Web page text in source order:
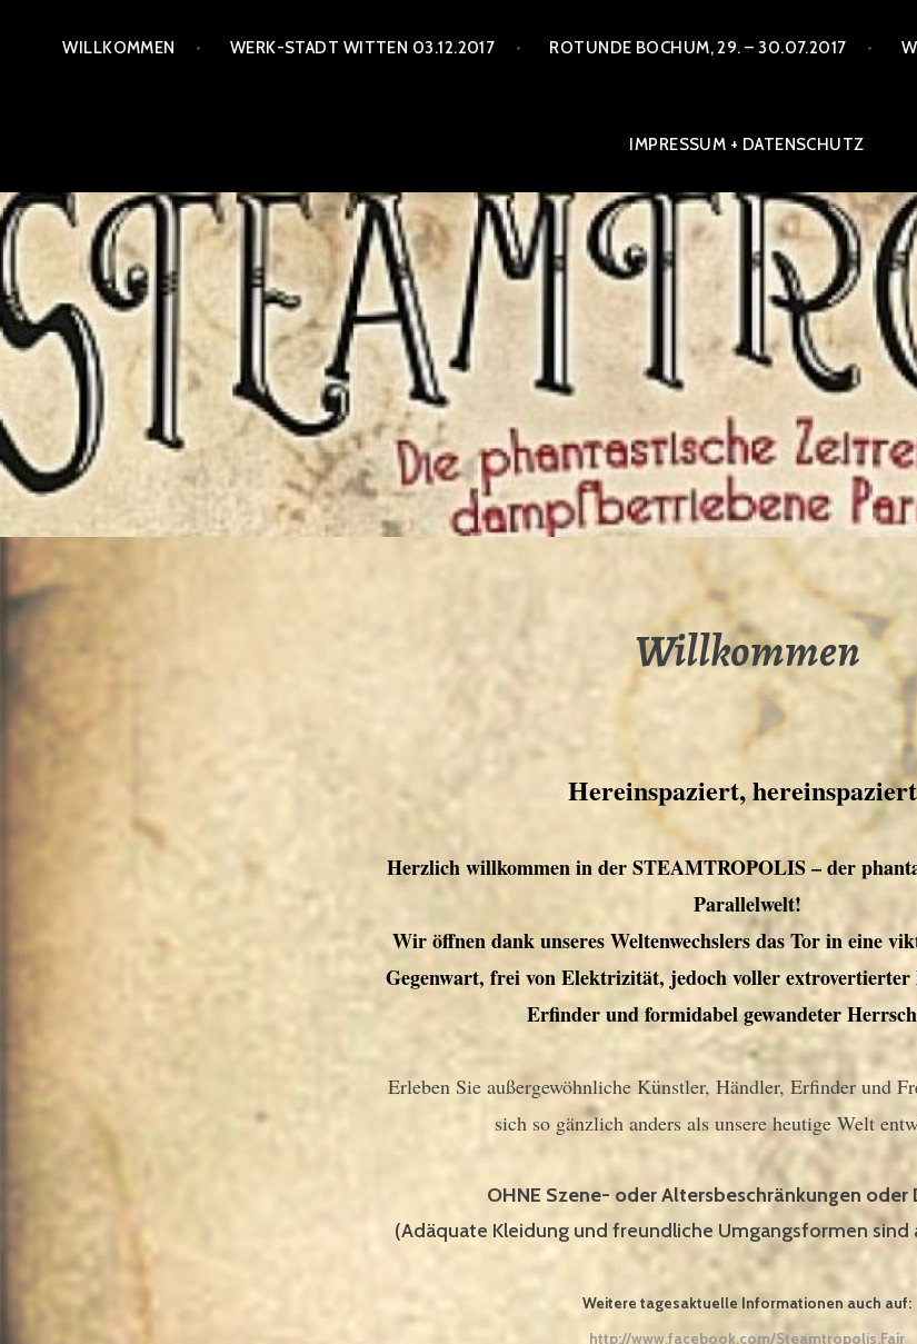
WILLKOMMEN WERK-STADT WITTEN 03.12.2017 ROTUNDE BOCHUM, 29. – 30.07.2017
IMPRESSUM + DATENSCHUTZ
STEAMTROPOLIS – DIE
PARALLELWELT
Willkommen
Hereinspaziert,
Herzlich willkommen in der STEAMTROPOLIS – der
Parallelwelt!
Wir öffnen dank unseres Weltenwechslers das Tor in eine
Gegenwart, frei von Elektrizität, jedoch voller
Erfinder und formidabel gewandeter
Erleben Sie außergewöhnliche Künstler, Händler, Erfinder und
sich so gänzlich anders als unsere heutige Welt
OHNE Szene- oder Altersbeschränkungen oder
(Adäquate Kleidung und freundliche Umgangsformen sind
Weitere tagesaktuelle Informationen auch auf:
http://www.facebook.com/Steamtropolis.Fair